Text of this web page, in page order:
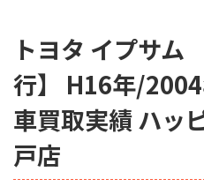
トヨタ イプサム
行】 H16年/
車買取実績 ハッ
戸店